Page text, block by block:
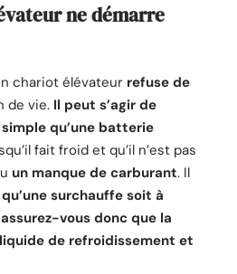
ne démarre
chariot élévateur refuse de
de vie. Il peut s’agir de
qu’une batterie
fait froid et qu’il n’est pas
un manque de carburant. Il
qu’une surchauffe soit à
assurez-vous donc que la
de refroidissement et